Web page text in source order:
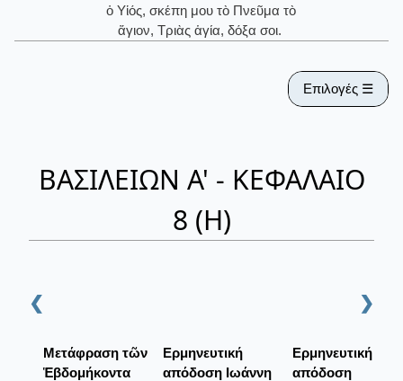
ὁ Υἱός, σκέπη μου τὸ Πνεῦμα τὸ
ἅγιον, Τριὰς ἁγία, δόξα σοι.
Επιλογές ☰
ΒΑΣΙΛΕΙΩΝ Α' - ΚΕΦΑΛΑΙΟ
8 (Η)
❮ ❯
Μετάφραση τῶν
Ἑβδομήκοντα
Ερμηνευτική
απόδοση Ιωάννη
Ερμηνευτική
απόδοση